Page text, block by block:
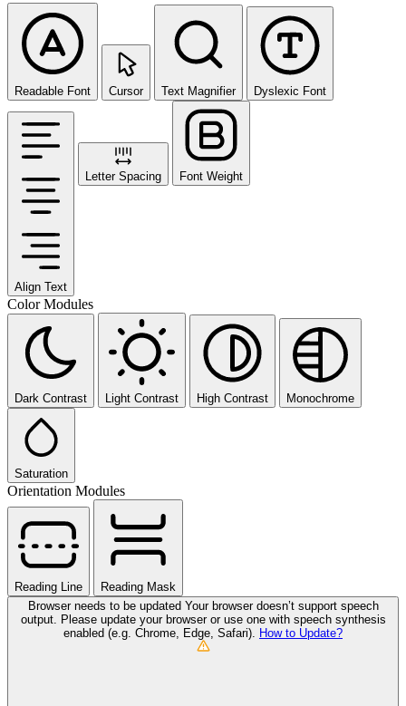
Readable Font Cursor Text Magnifier Dyslexic Font
Align Text
Letter Spacing Font Weight
Color Modules
Dark Contrast Light Contrast High Contrast Monochrome
Saturation
Orientation Modules
Reading Line
Reading Mask
Browser needs to be updated Your browser doesn’t support speech
output. Please update your browser or use one with speech synthesis
enabled (e.g. Chrome, Edge, Safari).
How to Update?